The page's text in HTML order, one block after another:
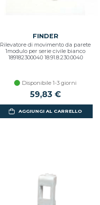
FINDER
Rilevatore di movimento da parete
1modulo per serie civile bianco
189182300040 18.91.8.230.0040
Disponibile 1-3 giorni
59,83 €
AGGIUNGI AL CARRELLO